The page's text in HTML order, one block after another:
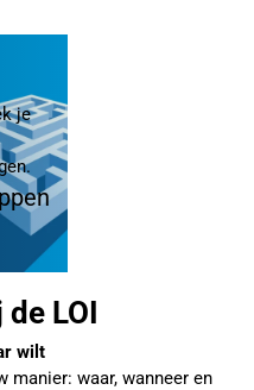
je
LOI
wilt
manier: waar, wanneer en